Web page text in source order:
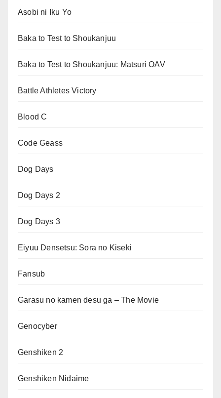
Asobi ni Iku Yo
Baka to Test to Shoukanjuu
Baka to Test to Shoukanjuu: Matsuri OAV
Battle Athletes Victory
Blood C
Code Geass
Dog Days
Dog Days 2
Dog Days 3
Eiyuu Densetsu: Sora no Kiseki
Fansub
Garasu no kamen desu ga – The Movie
Genocyber
Genshiken 2
Genshiken Nidaime